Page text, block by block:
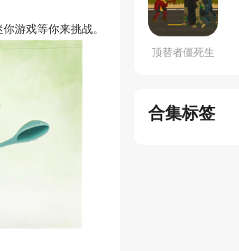
游戏等你来挑战。
顶替者僵死生
合集标签